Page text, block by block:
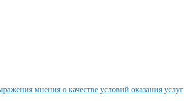
мнения о качестве условий оказания услуг